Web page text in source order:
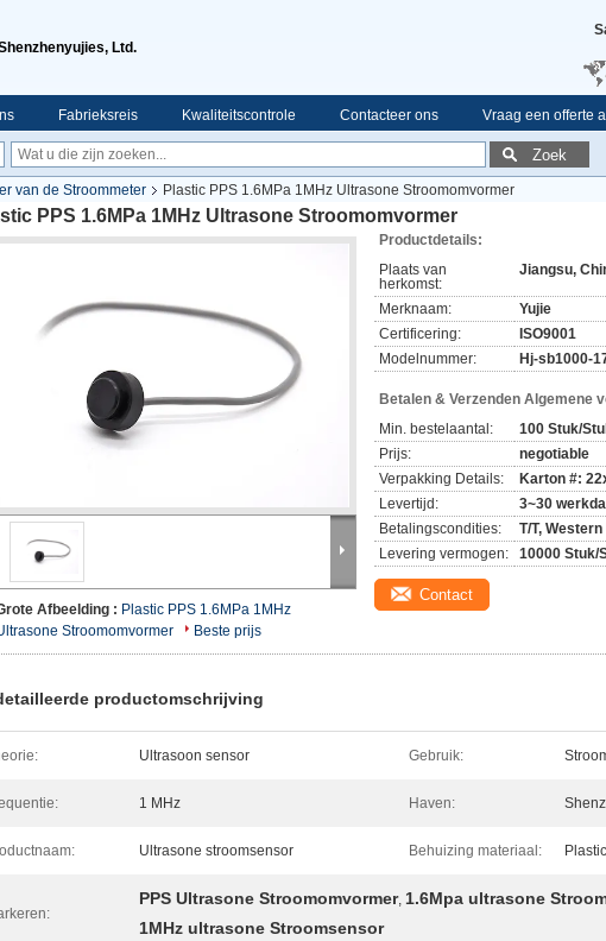
Ltd.
Fabrieksreis Kwaliteitscontrole Contacteer ons Vraag een offerte
Zoek
van de Stroommeter
Plastic PPS 1.6MPa 1MHz Ultrasone Stroomomvormer
PPS 1.6MPa 1MHz Ultrasone Stroomomvormer
Afbeelding : Plastic PPS 1.6MPa 1MHz
Stroomomvormer
Beste prijs
Productdetails:
Plaats van
herkomst:
Jiangsu,
Merknaam:
Yujie
Certificering:
ISO9001
Modelnummer:
Hj-sb1000-
Betalen & Verzenden Algemene
Min. bestelaantal:
100 Stuk/
Prijs:
negotiable
Verpakking Details:
Karton #:
Levertijd:
3~30
Betalingscondities:
T/T,
Levering vermogen:
10000 Stuk/
Contact
productomschrijving
Ultrasoon sensor Gebruik:
1 MHz Haven:
Ultrasone stroomsensor Behuizing materiaal: Plastic
PPS Ultrasone Stroomomvormer, 1.6Mpa ultrasone
1MHz ultrasone Stroomsensor